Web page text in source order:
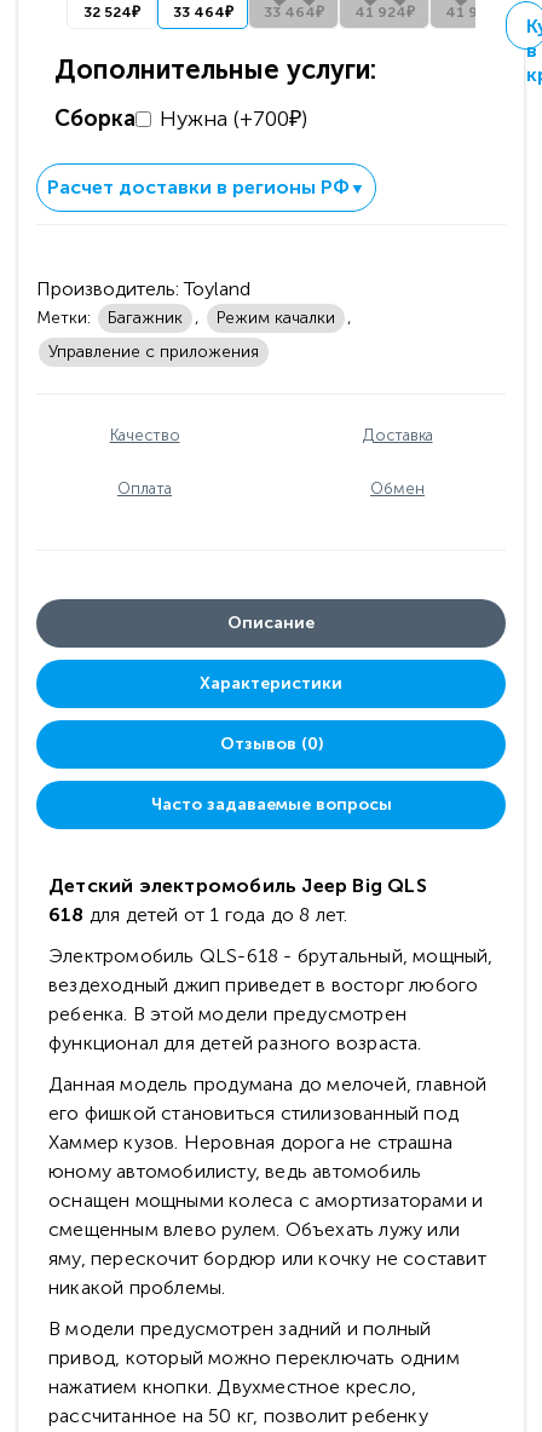
32 524₽ 33 464₽ 33 464₽ 41 924₽ 41 924₽
Дополнительные услуги:
Сборка Нужна (+700₽)
в
Расчет доставки в регионы РФ ▼
Производитель: Toyland
Метки: Багажник , Режим качалки
,
Управление с приложения
Качество Доставка
Оплата Обмен
Описание
Характеристики
Отзывов (0)
Часто задаваемые вопросы
Детский электромобиль Jeep Big QLS
618 для детей от 1 года до 8 лет.
Электромобиль QLS-618 - брутальный, мощный,
вездеходный джип приведет в восторг любого
ребенка. В этой модели предусмотрен
функционал для детей разного возраста.
Данная модель продумана до мелочей, главной
его фишкой становиться стилизованный под
Хаммер кузов. Неровная дорога не страшна
юному автомобилисту, ведь автомобиль
оснащен мощными колеса с амортизаторами и
смещенным влево рулем. Объехать лужу или
яму, перескочит бордюр или кочку не составит
никакой проблемы.
В модели предусмотрен задний и полный
привод, который можно переключать одним
нажатием кнопки. Двухместное кресло,
рассчитанное на 50 кг, позволит ребенку